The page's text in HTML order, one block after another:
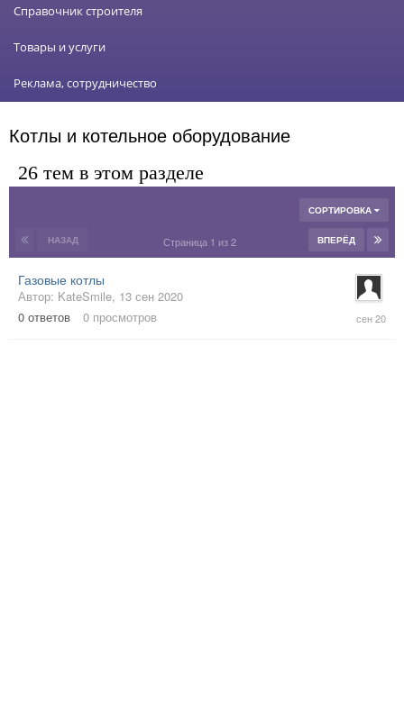
Справочник строителя
Товары и услуги
Реклама, сотрудничество
Котлы и котельное оборудование
26 тем в этом разделе
СОРТИРОВКА
НАЗАД ВПЕРЁД
Страница 1 из 2
Газовые котлы
Автор: KateSmile, 13 сен 2020
0 ответов 0 просмотров
сен